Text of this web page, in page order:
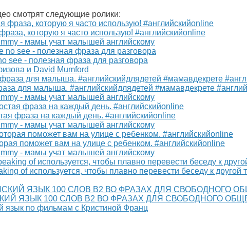
смотрят следующие ролики:
которую я часто использую! #английскийonline
- мамы учат малышей английскому
see - полезная фраза для разговора
и David Mumford
для малыша. #английскийдлядетей #мамавдекрете
- мамы учат малышей английскому
фраза на каждый день. #английскийonline
- мамы учат малышей английскому
поможет вам на улице с ребенком. #английскийonline
- мамы учат малышей английскому
of используется, чтобы плавно перевести беседу к другой
ЯЗЫК 100 СЛОВ В2 ВО ФРАЗАХ ДЛЯ СВОБОДНОГО
язык по фильмам с Кристиной Франц